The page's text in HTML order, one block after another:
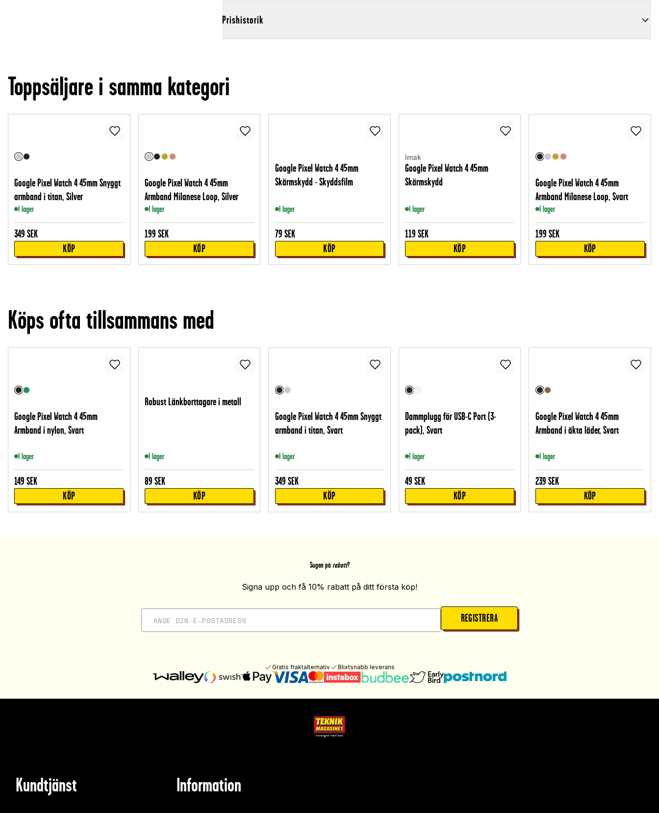
Prishistorik
Toppsäljare i samma kategori
Google Pixel Watch 4 45mm Snyggt
armband i titan, Silver
I lager
349 SEK
KÖP
Google Pixel Watch 4 45mm
Armband Milanese Loop, Silver
I lager
199 SEK
KÖP
Google Pixel Watch 4 45mm
Skärmskydd - Skyddsfilm
I lager
79 SEK
KÖP
Imak
Google Pixel Watch 4 45mm
Skärmskydd
I lager
119 SEK
KÖP
Google Pixel Watch 4 45mm
Armband Milanese Loop, Svart
I lager
199 SEK
KÖP
Köps ofta tillsammans med
Google Pixel Watch 4 45mm
Armband i nylon, Svart
I lager
149 SEK
KÖP
Robust Länkborttagare i metall
I lager
89 SEK
KÖP
Google Pixel Watch 4 45mm Snyggt
armband i titan, Svart
I lager
349 SEK
KÖP
Dammplugg för USB-C Port (3-
pack), Svart
I lager
49 SEK
KÖP
Google Pixel Watch 4 45mm
Armband i äkta läder, Svart
I lager
239 SEK
KÖP
Sugen på rabatt?
Signa upp och få 10% rabatt på ditt första köp!
REGISTRERA
Gratis fraktalternativ Blixtsnabb leverans
Kundtjänst Information